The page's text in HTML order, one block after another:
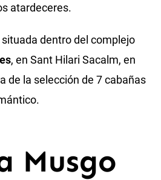
atardeceres.
dentro del complejo
, en Sant Hilari Sacalm, en
de la selección de 7 cabañas
Musgo